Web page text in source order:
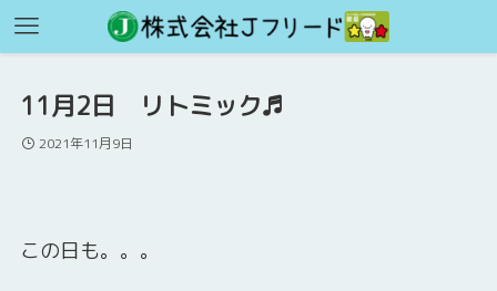
11月2日 リトミック♬
2021年11月9日
この日も。。。